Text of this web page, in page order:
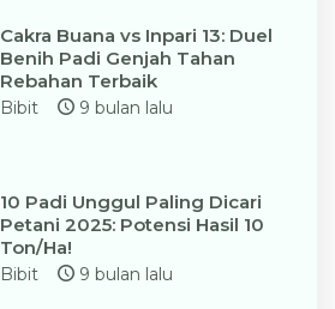
Cakra Buana vs Inpari 13: Duel
Benih Padi Genjah Tahan
Rebahan Terbaik
Bibit 9 bulan lalu
10 Padi Unggul Paling Dicari
Petani 2025: Potensi Hasil 10
Ton/Ha!
Bibit 9 bulan lalu